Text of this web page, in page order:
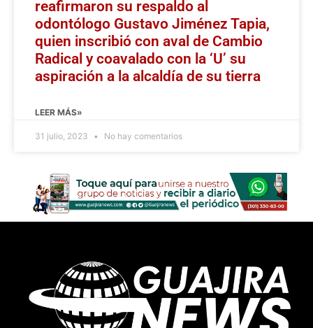
reafirmaron su respaldo al
odontólogo Gustavo Jiménez Tapia,
quien inscribió con aval de Cambio
Radical y coavalado con la ‘U’ su
aspiración a la alcaldía de su tierra
LEER MÁS»
31 julio, 2023 No hay comentarios